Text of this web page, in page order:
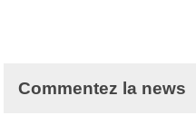
Commentez la news